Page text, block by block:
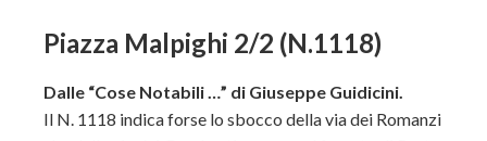
Piazza Malpighi 2/2 (N.1118)
Dalle “Cose Notabili …” di Giuseppe Guidicini.
Il N. 1118 indica forse lo sbocco della via dei Romanzi